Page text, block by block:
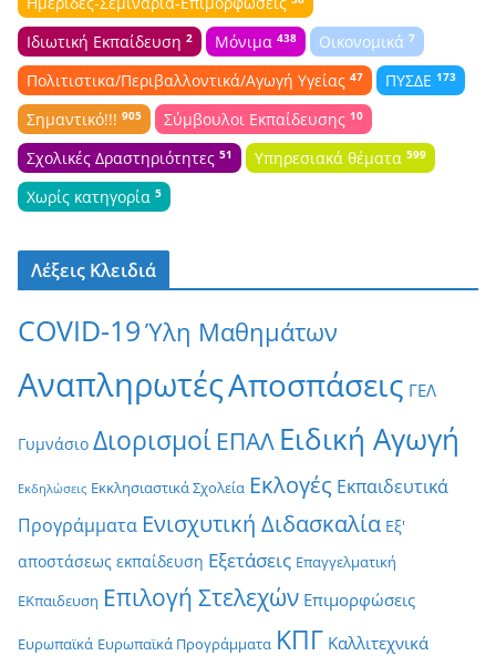
Ιδιωτική Εκπαίδευση 2 Μόνιμα 438 Οικονομικά 7
Πολιτιστικα/Περιβαλλοντικά/Αγωγή Υγείας 47 ΠΥΣΔΕ 173
Σημαντικό!!! 905 Σύμβουλοι Εκπαίδευσης 10
Σχολικές Δραστηριότητες 51 Υπηρεσιακά θέματα 599
Χωρίς κατηγορία 5
Λέξεις Κλειδιά
COVID-19Ύλη Μαθημάτων
ΑναπληρωτέςΑποσπάσεις ΓΕΛ
Γυμνάσιο Διορισμοί ΕΠΑΛ Ειδική Αγωγή
Εκδηλώσεις Εκκλησιαστικά Σχολεία Εκλογές Εκπαιδευτικά
Προγράμματα Ενισχυτική Διδασκαλία Εξ'
αποστάσεως εκπαίδευση Εξετάσεις Επαγγελματική
ΕΚπαιδευση Επιλογή Στελεχών Επιμορφώσεις
Ευρωπαϊκά Ευρωπαϊκά Προγράμματα ΚΠΓ Καλλιτεχνικά